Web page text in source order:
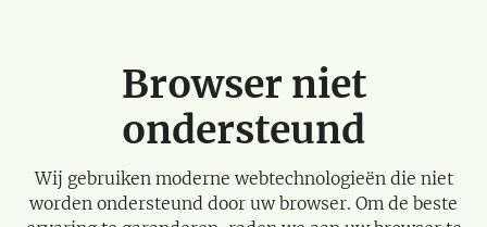
Browser niet
ondersteund
Wij gebruiken moderne webtechnologieën die niet
worden ondersteund door uw browser. Om de beste